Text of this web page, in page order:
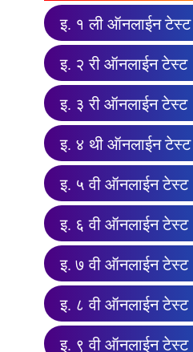
इ. १ ली ऑनलाईन टेस्ट
इ. २ री ऑनलाईन टेस्ट
इ. ३ री ऑनलाईन टेस्ट
इ. ४ थी ऑनलाईन टेस्ट
इ. ५ वी ऑनलाईन टेस्ट
इ. ६ वी ऑनलाईन टेस्ट
इ. ७ वी ऑनलाईन टेस्ट
इ. ८ वी ऑनलाईन टेस्ट
इ. ९ वी ऑनलाईन टेस्ट